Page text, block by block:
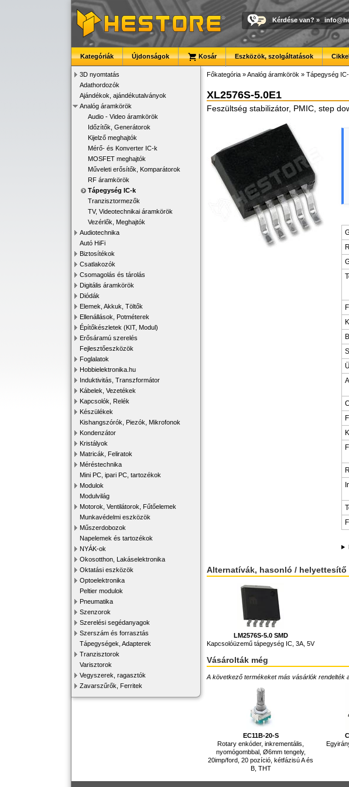
Kérdése van? »
Kategóriák Újdonságok Kosár Eszközök, szolgáltatások
3D nyomtatás
Adathordozók
Ajándékok, ajándékutalványok
Analóg áramkörök
Audio - Video áramkörök
Időzítők, Generátorok
Kijelző meghajtók
Mérő- és Konverter IC-k
MOSFET meghajtók
Műveleti erősítők, Komparátorok
RF áramkörök
Tápegység IC-k
Tranzisztormezők
TV, Videotechnikai áramkörök
Vezérlők, Meghajtók
Audiotechnika
Autó HiFi
Biztosítékok
Csatlakozók
Csomagolás és tárolás
Digitális áramkörök
Diódák
Elemek, Akkuk, Töltők
Ellenállások, Potméterek
Építőkészletek (KIT, Modul)
Erősáramú szerelés
Fejlesztőeszközök
Foglalatok
Hobbielektronika.hu
Induktivitás, Transzformátor
Kábelek, Vezetékek
Kapcsolók, Relék
Készülékek
Kishangszórók, Piezók, Mikrofonok
Kondenzátor
Kristályok
Matricák, Feliratok
Méréstechnika
Mini PC, ipari PC, tartozékok
Modulok
Modulvilág
Motorok, Ventilátorok, Fűtőelemek
Munkavédelmi eszközök
Műszerdobozok
Napelemek és tartozékok
NYÁK-ok
Okosotthon, Lakáselektronika
Oktatási eszközök
Optoelektronika
Peltier modulok
Pneumatika
Szenzorok
Szerelési segédanyagok
Szerszám és forrasztás
Tápegységek, Adapterek
Tranzisztorok
Varisztorok
Vegyszerek, ragasztók
Zavarszűrők, Ferritek
Főkategória »Analóg áramkörök » Tápegység
XL2576S-5.0E1
Feszültség stabilizátor, PMIC, step
Alternatívák, hasonló / helyettesítő
LM2576S-5.0 SMD
Kapcsolóüzemű tápegység IC, 3A, 5V
Vásárolták még
A következő termékeket más vásárlók rendelték
EC11B-20-S
Rotary enkóder, inkrementális,
nyomógombbal, Ø6mm tengely,
20imp/ford, 20 pozíció, kétfázisú A és
B, THT